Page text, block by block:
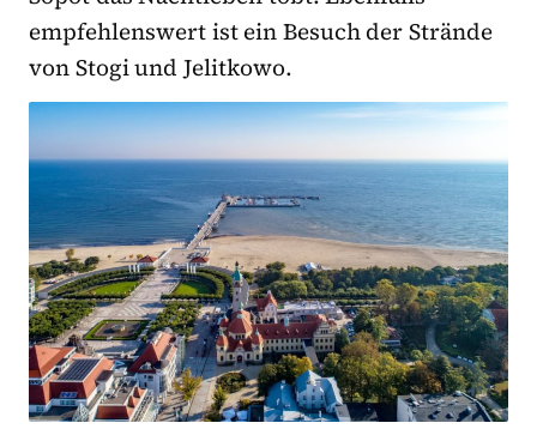
empfehlenswert ist ein Besuch der Strände
von Stogi und Jelitkowo.